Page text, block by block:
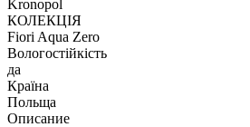
Kronopol
КОЛЕКЦІЯ
Fiori Aqua Zero
Вологостійкість
да
Країна
Польща
Описание